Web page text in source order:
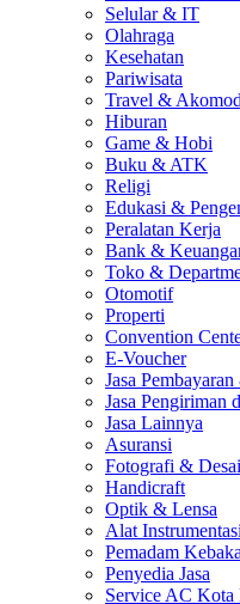
Selular & IT
Olahraga
Kesehatan
Pariwisata
Travel &
Hiburan
Game & Hobi
Buku & ATK
Religi
Edukasi &
Peralatan Kerja
Bank &
Toko &
Otomotif
Properti
Convention
E-Voucher
Jasa
Jasa Pengiriman
Jasa Lainnya
Asuransi
Fotografi &
Handicraft
Optik & Lensa
Alat Instrumentasi
Pemadam
Penyedia Jasa
Service AC Kota